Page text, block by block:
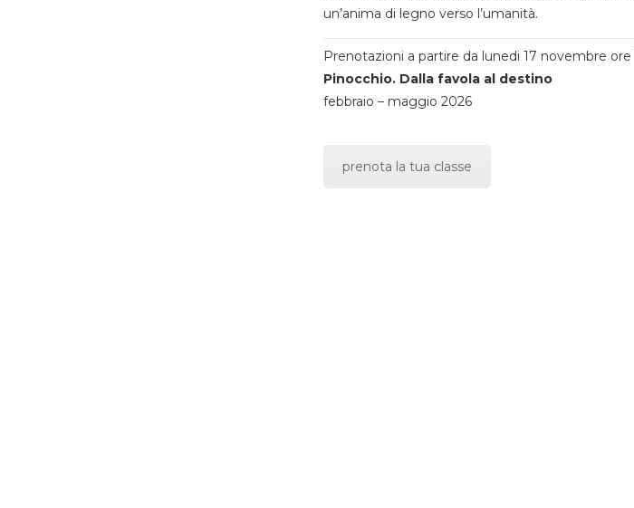
un’anima di legno verso l’umanità.
Prenotazioni a partire da lunedi 17 novembre ore
Pinocchio. Dalla favola al destino
febbraio – maggio 2026
prenota la tua classe